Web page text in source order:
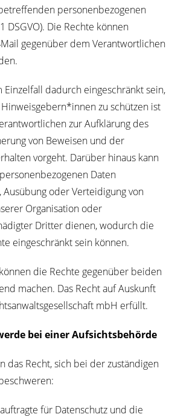
per­so­nen­be­zo­ge­nen
DSGVO). Die Rech­te kön­nen
gegen­über dem Ver­ant­wort­li­chen
Ein­zel­fall dadurch ein­ge­schränkt sein,
zu schüt­zen ist
zur Auf­klä­rung des
von Bewei­sen und der
vor­geht. Dar­über hin­aus kann
Daten
Aus­übung oder Ver­tei­di­gung von
Orga­ni­sa­ti­on oder
Drit­ter die­nen, wodurch die
ein­ge­schränkt sein können.
die Rech­te gegen­über bei­den
machen. Das Recht auf Aus­kunft
mbH erfüllt.
bei einer Auf­sichts­be­hör­de
das Recht, sich bei der zustän­di­gen
für Daten­schutz und die